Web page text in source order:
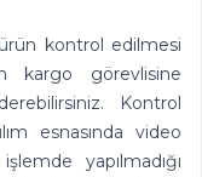
edilmesi
kargo görevlisine
Kontrol
esnasında video
yapılmadığı